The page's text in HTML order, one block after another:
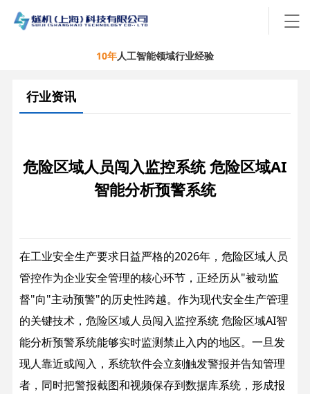
10年人工智能领域行业经验
行业资讯
危险区域人员闯入监控系统 危险区域AI
智能分析预警系统
在工业安全生产要求日益严格的2026年，危险区域人员
管控作为企业安全管理的核心环节，正经历从"被动监
督"向"主动预警"的历史性跨越。作为现代安全生产管理
的关键技术，危险区域人员闯入监控系统 危险区域AI智
能分析预警系统能够实时监测禁止入内的地区。一旦发
现人靠近或闯入，系统软件会立刻触发警报并告知管理
者，同时把警报截图和视频保存到数据库系统，形成报